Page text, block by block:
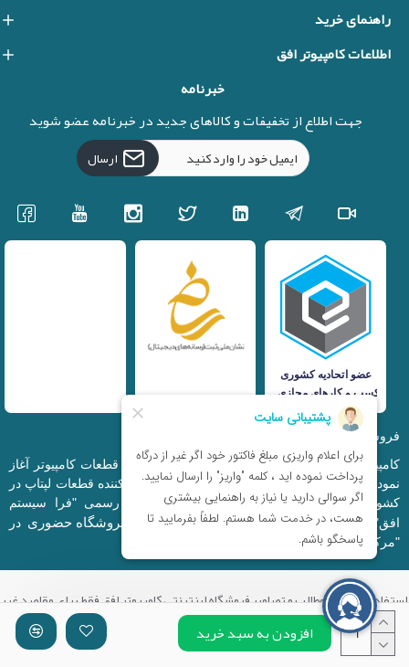
افزودن به سبد خرید
راهنمای خرید
اطلاعات کامپیوتر افق
خبرنامه
جهت اطلاع از تخفیفات و کالاهای جدید در خبرنامه عضو شوید
ارسال
فروشگاه اینترنتی iranfso (کامپیوتر افق)
کامپیوتر افق، فعالیت خود را از سال 1377 در زمینه قطعات کامپیوتر آغاز
نمود و در حال حاضر به بزرگترین وارد کننده و توزیع کننده قطعات لپتاپ در
کشور تبدیل شده است. این مجموعه که با نام رسمی "فرا سیستم
افق" ثبت شده است دارای فروشگاه اینترنتی و
فروشگاه حضوری در
"مرکز کامپیوتر ایران" و "خیابان مظفر" میباشد.
استفاده از تمامی مطالب و تصاویر فروشگاه اینترنتی کامپیوتر افق فقط برای مقاصد غیر
تجاری با ذکر منبع بلامانع میباشد.